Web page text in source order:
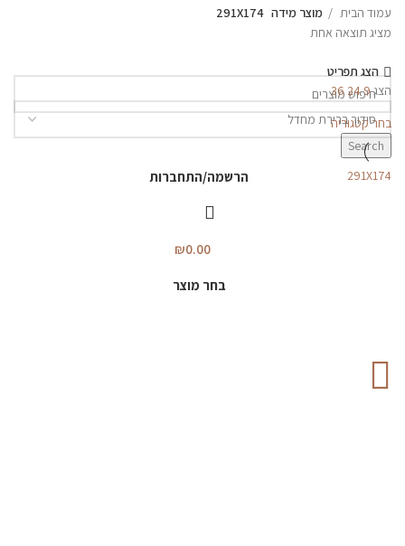
בחר קטגוריה
Search
הרשמה/התחברות
₪0.00
בחר מוצר
עמוד הבית מוצר מידה 291X174
מציג תוצאה אחת
הצג תפריט
הצג9
24
36
291X174